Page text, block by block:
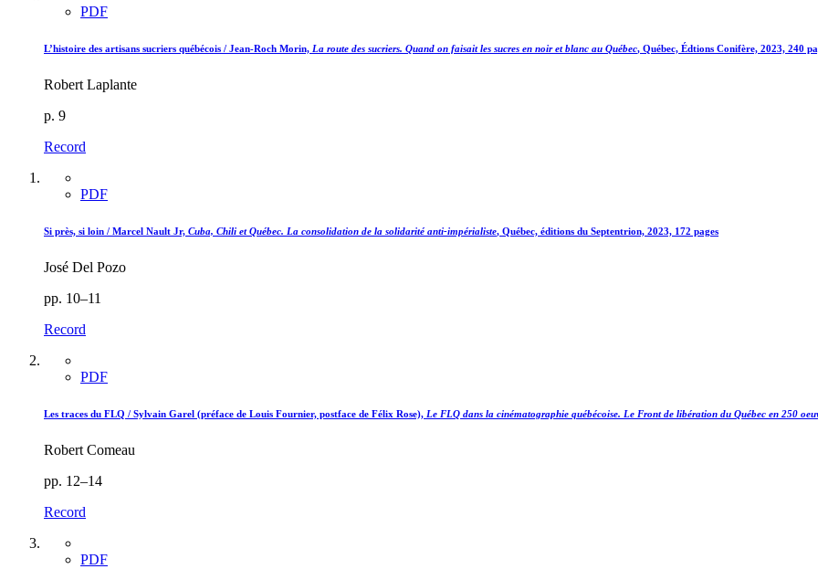
PDF
L’histoire des artisans sucriers québécois / Jean-Roch Morin, La route des sucriers. Quand on faisait les sucres en noir et blanc au Québec, Québec, Édtions Conifère, 2023, 240
Robert Laplante
p. 9
Record
PDF
Si près, si loin / Marcel Nault Jr, Cuba, Chili et Québec. La consolidation de la solidarité anti-impérialiste, Québec, éditions du Septentrion, 2023, 172 pages
José Del Pozo
pp. 10–11
Record
PDF
Les traces du FLQ / Sylvain Garel (préface de Louis Fournier, postface de Félix Rose), Le FLQ dans la cinématographie québécoise. Le Front de libération du Québec en 250
Robert Comeau
pp. 12–14
Record
PDF